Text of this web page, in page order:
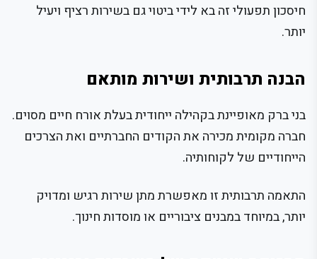
חיסכון תפעולי זה בא לידי ביטוי גם בשירות רציף ויעיל
יותר.
הבנה תרבותית ושירות מותאם
בני ברק מאופיינת בקהילה ייחודית בעלת אורח חיים מסוים.
חברה מקומית מכירה את הקודים החברתיים ואת הצרכים
הייחודיים של לקוחותיה.
התאמה תרבותית זו מאפשרת מתן שירות רגיש ומדויק
יותר, במיוחד במבנים ציבוריים או מוסדות חינוך.